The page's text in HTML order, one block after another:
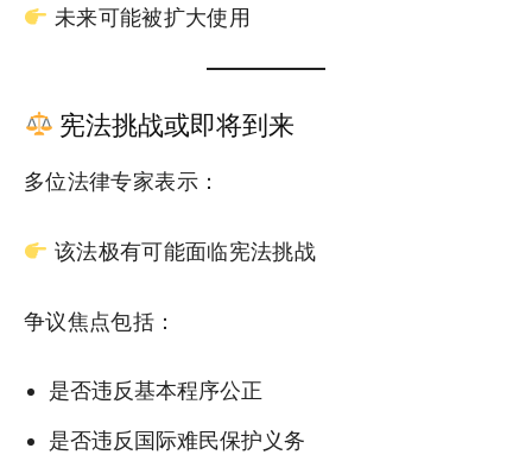
未来可能被扩大使用
宪法挑战或即将到来
多位法律专家表示：
该法极有可能面临宪法挑战
争议焦点包括：
是否违反基本程序公正
是否违反国际难民保护义务